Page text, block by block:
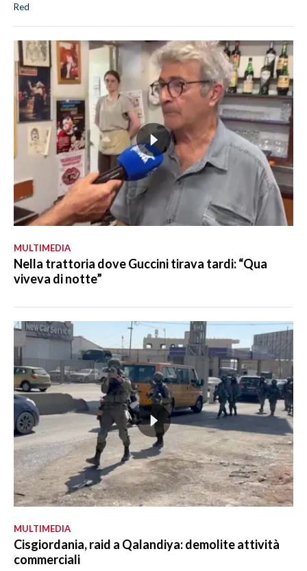
Red
MULTIMEDIA
Nella trattoria dove Guccini tirava tardi: “Qua
viveva di notte”
MULTIMEDIA
Cisgiordania, raid a Qalandiya: demolite attività
commerciali